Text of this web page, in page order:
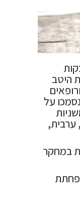
היטב
על
ערבית,
במחקר